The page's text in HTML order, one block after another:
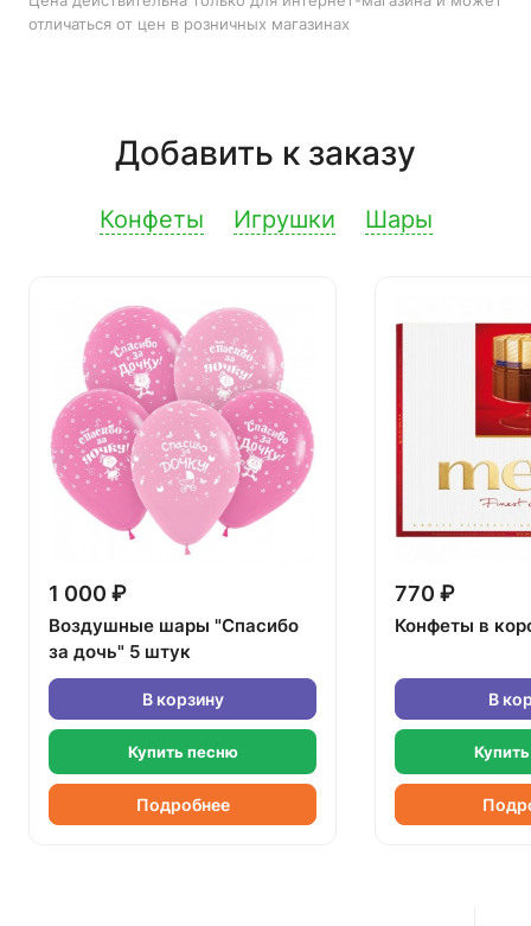
отличаться от цен в розничных магазинах
Добавить к заказу
Конфеты Игрушки Шары
1 000 ₽
Воздушные шары "Спасибо
за дочь" 5 штук
В корзину
Купить песню
Подробнее
770 ₽
Конфеты в
В